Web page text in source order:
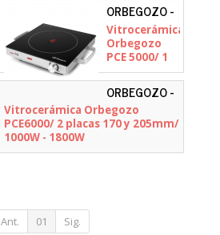
ORBEGOZO -
16798
Vitrocerámica
Orbegozo
PCE 5000/ 1
placa
205mm/
2000W
ORBEGOZO -
17430
Vitrocerámica Orbegozo
PCE6000/ 2 placas 170 y 205mm/
1000W - 1800W
Ant. 01 Sig.